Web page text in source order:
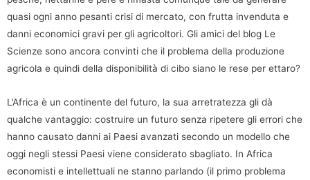
quasi ogni anno pesanti crisi di mercato, con frutta invenduta e
danni economici gravi per gli agricoltori. Gli amici del blog Le
Scienze sono ancora convinti che il problema della produzione
agricola e quindi della disponibilità di cibo siano le rese per ettaro?
L’Africa è un continente del futuro, la sua arretratezza gli dà
qualche vantaggio: costruire un futuro senza ripetere gli errori che
hanno causato danni ai Paesi avanzati secondo un modello che
oggi negli stessi Paesi viene considerato sbagliato. In Africa
economisti e intellettuali ne stanno parlando (il primo problema